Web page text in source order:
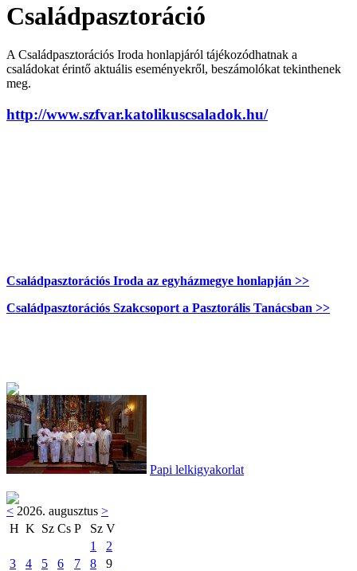
Családpasztoráció
A Családpasztorációs Iroda honlapjáról tájékozódhatnak a
családokat érintő aktuális eseményekről, beszámolókat tekinthenek
meg.
http://www.szfvar.katolikuscsaladok.hu/
Családpasztorációs Iroda az egyházmegye honlapján >>
Családpasztorációs Szakcsoport a Pasztorális Tanácsban >>
Papi lelkigyakorlat
< 2026. augusztus >
H K Sz Cs P Sz V
1
2
3
4 5 6 7 8
9